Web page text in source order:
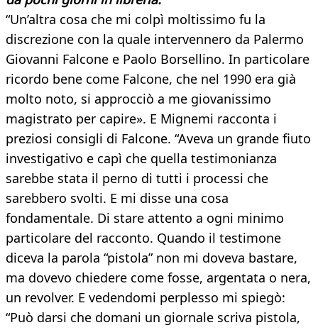
“Un’altra cosa che mi colpì moltissimo fu la
discrezione con la quale intervennero da Palermo
Giovanni Falcone e Paolo Borsellino. In particolare
ricordo bene come Falcone, che nel 1990 era già
molto noto, si approcciò a me giovanissimo
magistrato per capire». E Mignemi racconta i
preziosi consigli di Falcone. “Aveva un grande fiuto
investigativo e capì che quella testimonianza
sarebbe stata il perno di tutti i processi che
sarebbero svolti. E mi disse una cosa
fondamentale. Di stare attento a ogni minimo
particolare del racconto. Quando il testimone
diceva la parola “pistola” non mi doveva bastare,
ma dovevo chiedere come fosse, argentata o nera,
un revolver. E vedendomi perplesso mi spiegò:
“Può darsi che domani un giornale scriva pistola,